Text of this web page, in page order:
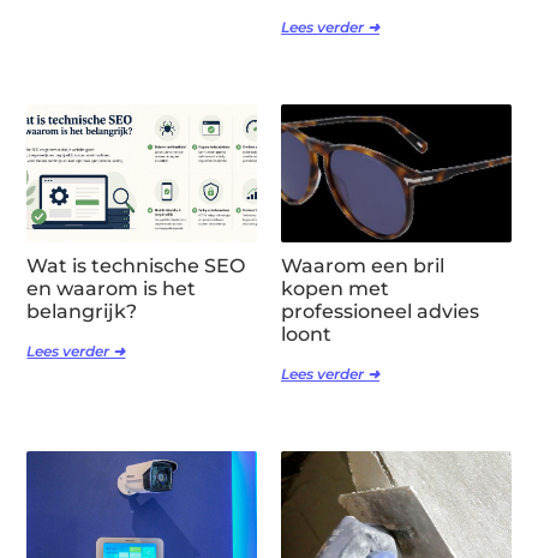
Lees verder ➜
Wat is technische SEO
en waarom is het
belangrijk?
Lees verder ➜
Waarom een bril
kopen met
professioneel advies
loont
Lees verder ➜